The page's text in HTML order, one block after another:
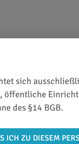
sich
öffentliche
des §14 BGB.
ICH ZU DIESEM